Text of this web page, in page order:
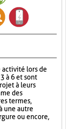
activité lors de
à 6 et sont
à leurs
des
termes,
une autre
ou encore,